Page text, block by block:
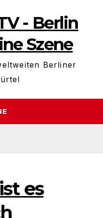
- Berlin
Szene
Berliner
es